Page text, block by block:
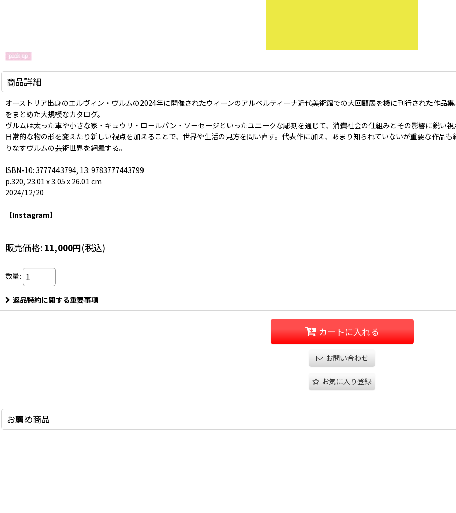
商品詳細
オーストリア出身のエルヴィン・ヴルムの2024年に開催されたウィーンのアルベルティーナ近代美術館での大回顧展を機に刊行された作品
をまとめた大規模なカタログ。
ヴルムは太った車や小さな家・キュウリ・ロールパン・ソーセージといったユニークな彫刻を通じて、消費社会の仕組みとその影響に鋭い視
日常的な物の形を変えたり新しい視点を加えることで、世界や生活の見方を問い直す。代表作に加え、あまり知られていないが重要な作品
りなすヴルムの芸術世界を網羅する。
ISBN-10: 3777443794, 13: 9783777443799
p.320, 23.01 x 3.05 x 26.01 cm
2024/12/20
【Instagram】
販売価格: 11,000円(税込)
数量:
返品特約に関する重要事項
カートに入れる
お問い合わせ
お気に入り登録
お薦め商品